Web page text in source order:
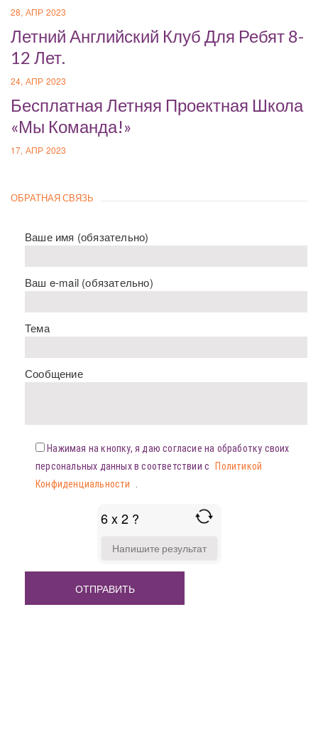
28, АПР 2023
Летний Английский Клуб Для Ребят 8-
12 Лет.
24, АПР 2023
Бесплатная Летняя Проектная Школа
«Мы Команда!»
17, АПР 2023
ОБРАТНАЯ СВЯЗЬ
Ваше имя (обязательно)
Ваш e-mail (обязательно)
Тема
Сообщение
Нажимая на кнопку, я даю согласие на обработку своих
персональных данных в соответствии с
Политикой
Конфиденциальности
6 x 2 ?
FOR
X